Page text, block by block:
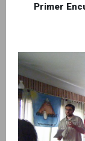
Primer